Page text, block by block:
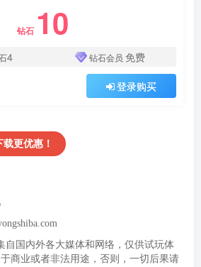
钻石 10
4 钻石会员 免费
登录购买
更优惠！
自国内外各大媒体和网络，仅供试玩体
商业或者非法用途，否则，一切后果请